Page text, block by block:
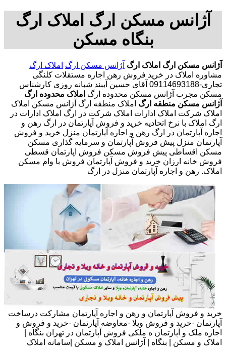
آژانس مسکن ارگ املاک ارگ
بنگاه مسکن
آژانس مسکن ارگ املاک ارگ آژانس مسکن ارگ املاک ارگ
مشاوره املاک در خرید فروش رهن اجاره مستقلات کلنگی
تجاری-09114693188 آقای حسین آببند شبانه روزی کارشناس
مسکن مجرب آژانس مسکن محدوده ارگ املاک محدوده ارگ
آژانس مسکن منطقه ارگ املاک منطقه ارگ آژانس مسکن املاک
املاک شرکت املاک ادارات املاک شرکت در ارگ املاک ادارات در
ارگ املاک با نرخ اتحادیه خرید و فروش آپارتمان در ارگ رهن و
اجاره آپارتمان در ارگ رهن و اجاره آپارتمان منزل خرید و فروش
آپارتمان منزل پیش فروش آپارتمان و سرمایه گذاری مسکن
مسکن اقساطی پیش فروش مسکن فروش اپارتمان قسطی
فروش خانه ارزان خرید و فروش آپارتمان فروش با وام مسکن
املاک. رهن و اجاره آپارتمان منزل در ارگ
خرید و فروش آپارتمان و رهن و اجاره آپارتمان مشارکت درساخت
آپارتمان ·خرید و فروش ویلا ·معاوضه آپارتمان ·خرید و فروش و
اجاره ملک و آپارتمان ه ملکی فروش آپارتمان در تهران بنگاه |
املاک و مسکن | بنگاه | آژانس املاک و مسکن |سامانه املاک